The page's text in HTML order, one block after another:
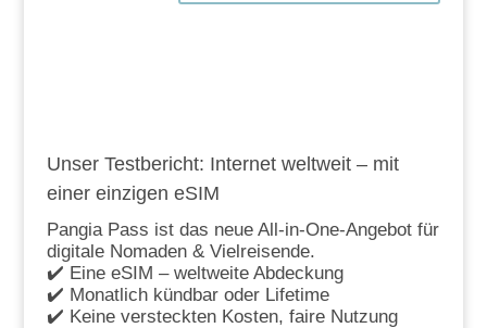
Unser Testbericht: Internet weltweit – mit
einer einzigen eSIM
Pangia Pass ist das neue All-in-One-Angebot für
digitale Nomaden & Vielreisende.
✔️ Eine eSIM – weltweite Abdeckung
✔️ Monatlich kündbar oder Lifetime
✔️ Keine versteckten Kosten, faire Nutzung